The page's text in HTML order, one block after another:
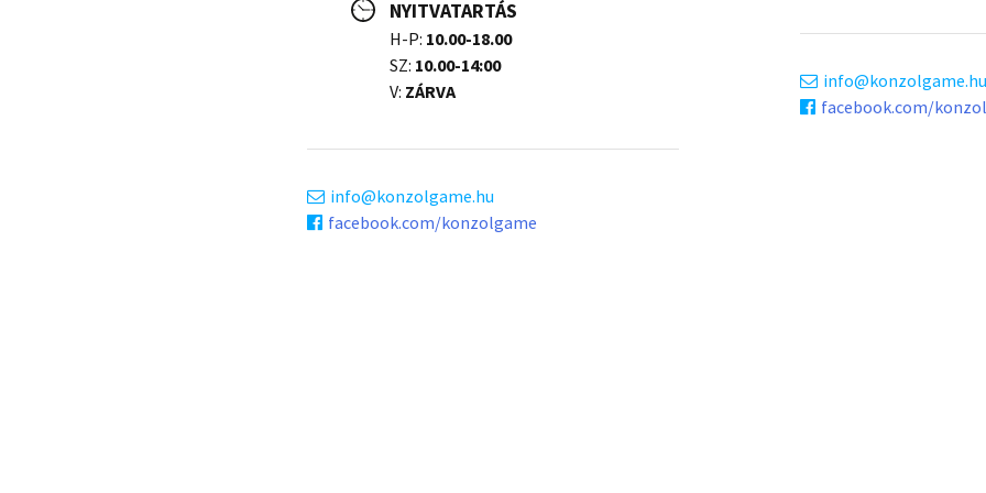
NYITVATARTÁS
H-P: 10.00-18.00
SZ: 10.00-14:00
V: ZÁRVA
info
konzolgame.hu
facebook.com/konzolgame
info
konzolgame.hu
facebook.com/